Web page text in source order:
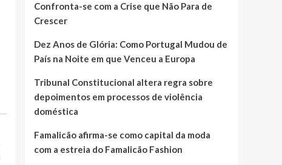
Confronta-se com a Crise que Não Para de
Crescer
Dez Anos de Glória: Como Portugal Mudou de
País na Noite em que Venceu a Europa
Tribunal Constitucional altera regra sobre
depoimentos em processos de violência
doméstica
Famalicão afirma-se como capital da moda
com a estreia do Famalicão Fashion